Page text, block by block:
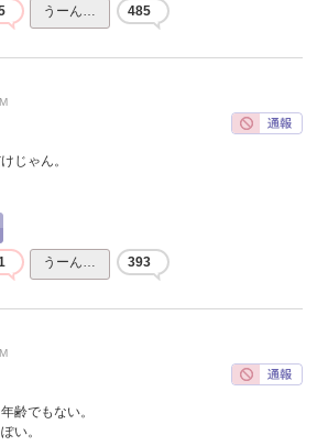
うーん… 485
じゃん。
うーん… 393
齢でもない。
い。